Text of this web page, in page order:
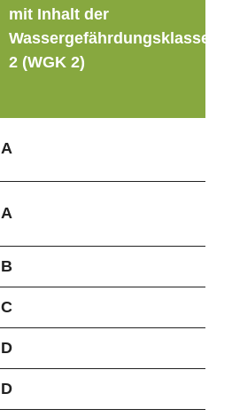
mit Inhalt der
Wassergefährdungsklasse
2 (WGK 2)
A
A
B
C
D
D